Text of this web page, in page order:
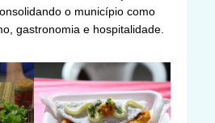
o município como
gastronomia e hospitalidade.